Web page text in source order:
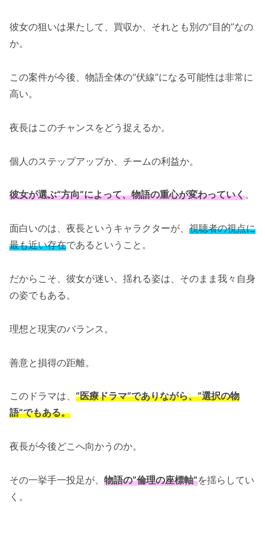
彼女の狙いは果たして、買収か、それとも別の“目的”なの
か。
この案件が今後、物語全体の“伏線”になる可能性は非常に
高い。
夜長はこのチャンスをどう捉えるか。
個人のステップアップか、チームの利益か。
彼女が選ぶ“方向”によって、物語の重心が変わっていく。
面白いのは、夜長というキャラクターが、 視聴者の視点に
最も近い存在であるということ。
だからこそ、彼女が迷い、揺れる姿は、そのまま我々自身
の姿でもある。
理想と現実のバランス。
善意と損得の距離。
このドラマは、 “医療ドラマ”でありながら、“選択の物
語”でもある。
夜長が今後どこへ向かうのか。
その一挙手一投足が、 物語の“倫理の座標軸”を揺らしてい
く。